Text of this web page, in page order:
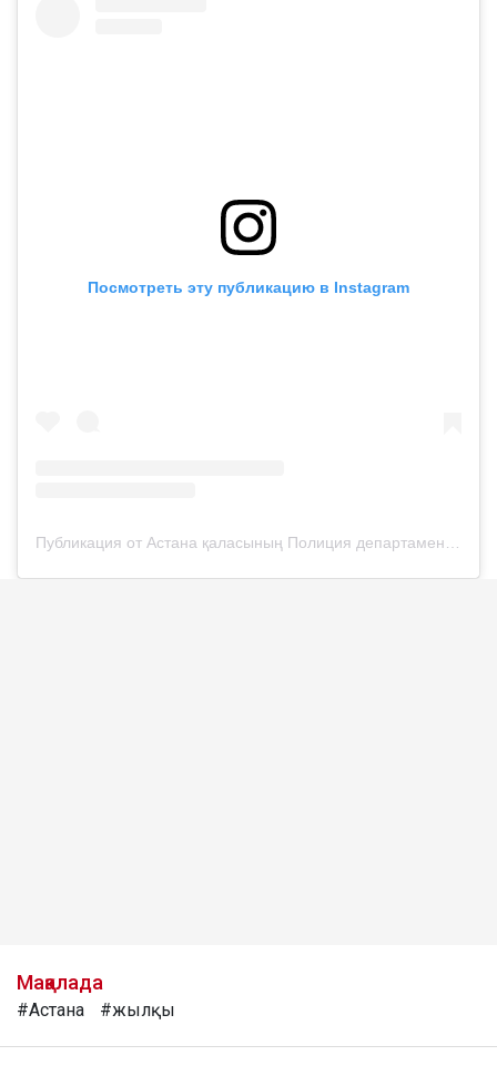
Посмотреть эту публикацию в Instagram
Мақалада
#Астана #жылқы